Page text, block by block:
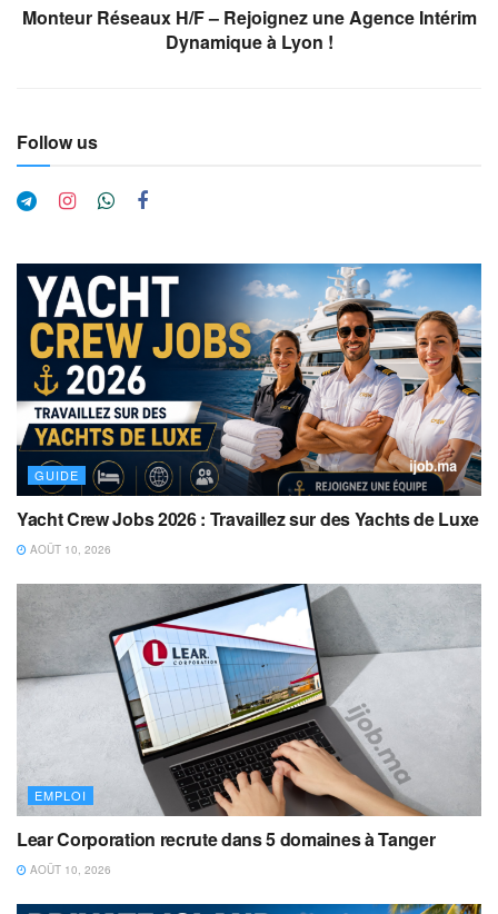
Monteur Réseaux H/F – Rejoignez une Agence Intérim
Dynamique à Lyon !
Follow us
GUIDE
Yacht Crew Jobs 2026 : Travaillez sur des Yachts de Luxe
AOÛT 10, 2026
EMPLOI
Lear Corporation recrute dans 5 domaines à Tanger
AOÛT 10, 2026